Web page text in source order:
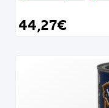
44,27€